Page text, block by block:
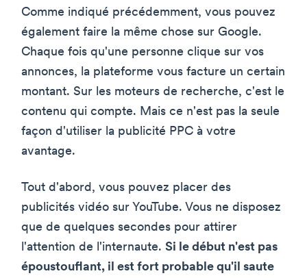
Comme indiqué précédemment, vous pouvez
également faire la même chose sur Google.
Chaque fois qu'une personne clique sur vos
annonces, la plateforme vous facture un certain
montant. Sur les moteurs de recherche, c'est le
contenu qui compte. Mais ce n'est pas la seule
façon d'utiliser la publicité PPC à votre
avantage.
Tout d'abord, vous pouvez placer des
publicités vidéo sur YouTube. Vous ne disposez
que de quelques secondes pour attirer
l'attention de l'internaute. Si le début n'est pas
époustouflant, il est fort probable qu'il saute